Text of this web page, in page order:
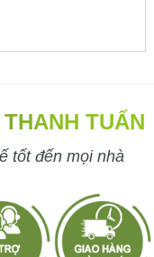
TUẤN
tốt đến mọi nhà